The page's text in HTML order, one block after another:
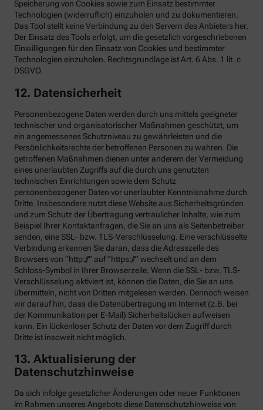
Speicherung von Cookies sowie zum Einsatz bestimmter
Technologien (widerruflich) einzuholen und zu dokumentieren.
Das Tool stellt keine Verbindung zu den Servern des Anbieters her.
Der Einsatz des Tools erfolgt, um die gesetzlich vorgeschriebenen
Einwilligungen für den Einsatz von Cookies und bestimmter
Technologien einzuholen. Rechtsgrundlage ist Art. 6 Abs. 1 lit. c
DSGVO.
12. Datensicherheit
Personenbezogene Daten werden durch uns mittels geeigneter
technischer und organisatorischer Maßnahmen geschützt, um
ein angemessenes Schutzniveau zu gewährleisten und die
Persönlichkeitsrechte der betroffenen Personen zu wahren. Die
getroffenen Maßnahmen dienen unter anderem der Vermeidung
eines unerlaubten Zugriffs auf die durch uns genutzten
technischen Einrichtungen sowie dem Schutz
personenbezogener Daten vor unerlaubter Kenntnisnahme durch
Dritte. Insbesondere nutzt diese Website aus Sicherheitsgründen
und zum Schutz der Übertragung vertraulicher Inhalte, wie zum
Beispiel Ihrer Kontaktanfragen, die Sie an uns als Seitenbetreiber
senden, eine SSL- bzw. TLS-Verschlüsselung. Eine verschlüsselte
Verbindung erkennen Sie daran, dass die Adresszeile des
Browsers von “http://” auf “https://” wechselt und an dem
Schloss-Symbol in Ihrer Browserzeile. Wenn die SSL- bzw. TLS-
Verschlüsselung aktiviert ist, können die Daten, die Sie an uns
übermitteln, nicht von Dritten mitgelesen werden. Dennoch weisen
wir darauf hin, dass die Datenübertragung im Internet (z.B. bei
der Kommunikation per E-Mail) Sicherheitslücken aufweisen
kann. Ein lückenloser Schutz der Daten vor dem Zugriff durch
Dritte ist insoweit nicht möglich.
13. Aktualisierung der
Datenschutzhinweise
Da sich infolge gesetzlicher Änderungen oder neuer Funktionen
im Rahmen unseres Angebots diese Datenschutzhinweise von